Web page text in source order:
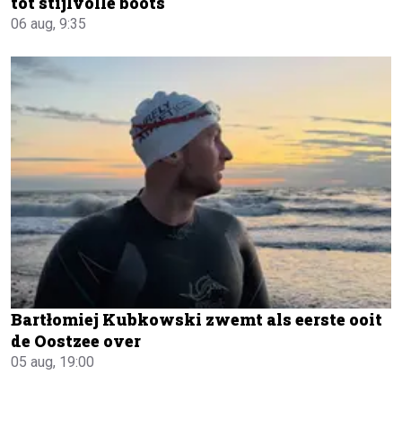
06 aug, 9:35
Bartłomiej Kubkowski zwemt als eerste ooit
de Oostzee over
05 aug, 19:00